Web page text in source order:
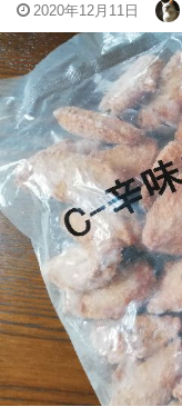
2020年12月11日